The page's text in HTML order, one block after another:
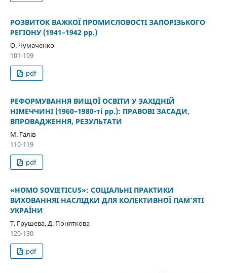
РОЗВИТОК ВАЖКОЇ ПРОМИСЛОВОСТІ ЗАПОРІЗЬКОГО
РЕГІОНУ (1941–1942 рр.)
О. Чумаченко
101-109
pdf
РЕФОРМУВАННЯ ВИЩОЇ ОСВІТИ У ЗАХІДНІЙ
НІМЕЧЧИНІ (1960–1980-ті рр.): ПРАВОВІ ЗАСАДИ,
ВПРОВАДЖЕННЯ, РЕЗУЛЬТАТИ
М. Галів
110-119
pdf
«HOMO SOVIETICUS»: СОЦІАЛЬНІ ПРАКТИКИ
ВИХОВАННЯІ НАСЛІДКИ ДЛЯ КОЛЕКТИВНОЇ ПАМ’ЯТІ
УКРАЇНИ
Т. Грушева, Д. Поняткова
120-130
pdf